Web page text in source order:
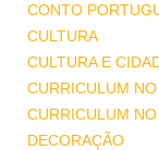
CONTO
CULTURA
CULTURA E
CURRICULUM
CURRICULUM
DECORAÇÃO